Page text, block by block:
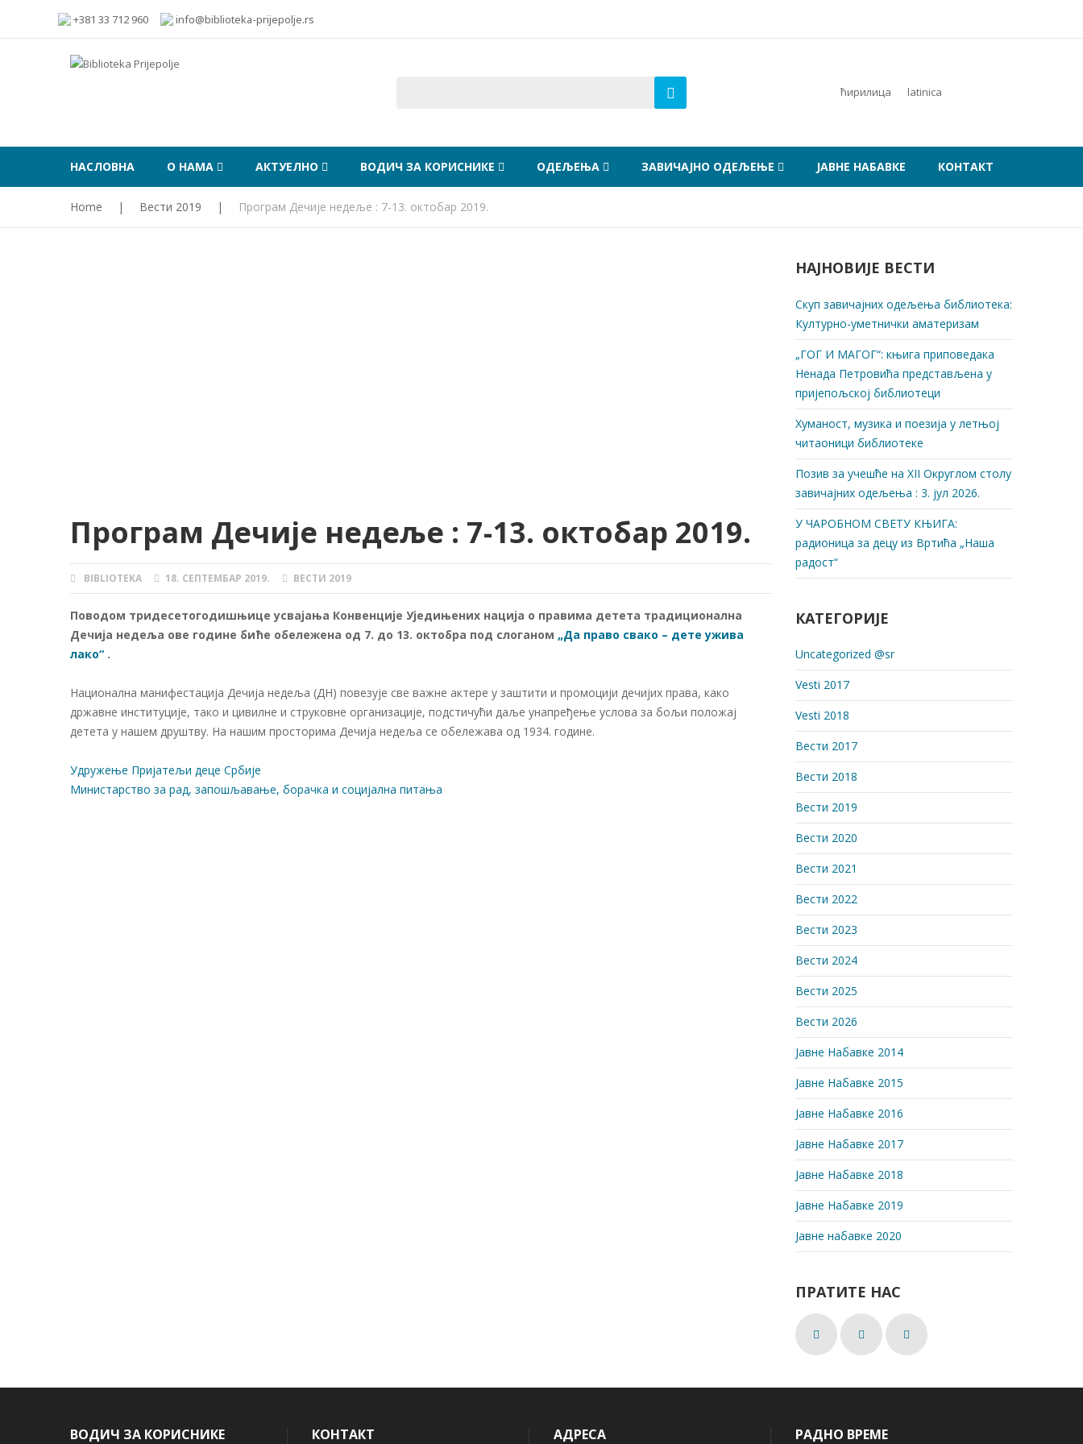
+381 33 712 960 info@biblioteka-prijepolje.rs
ћирилица latinica
НАСЛОВНА О НАМА АКТУЕЛНО ВОДИЧ ЗА КОРИСНИКЕ ОДЕЉЕЊА ЗАВИЧАЈНО ОДЕЉЕЊЕ ЈАВНЕ НАБАВКЕ КОНТАКТ
Home | Вести 2019 | Програм Дечије недеље : 7-13. октобар 2019.
Програм Дечије недеље : 7-13. октобар 2019.
AUTHOR
BIBLIOTEKA
POSTED
ON
18. СЕПТЕМБАР 2019. CATEGORIES
ВЕСТИ 2019
Поводом тридесетогодишњице усвајања Конвенције Уједињених нација о правима детета традиционална
Дечија недеља ове године биће обележена од 7. до 13. октобра под слоганом „Да право свако – дете ужива
лако“ .
Национална манифестација Дечија недеља (ДН) повезује све важне актере у заштити и промоцији дечијих права, како
државне институције, тако и цивилне и струковне организације, подстичући даље унапређење услова за бољи положај
детета у нашем друштву. На нашим просторима Дечија недеља се обележава од 1934. године.
Удружење Пријатељи деце Србије
Министарство за рад, запошљавање, борачка и социјална питања
НАЈНОВИЈЕ ВЕСТИ
Скуп завичајних одељења библиотека:
Културно-уметнички аматеризам
„ГОГ И МАГОГ“: књига приповедака
Ненада Петровића представљена у
пријепољској библиотеци
Хуманост, музика и поезија у летњој
читаоници библиотеке
Позив за учешће на XII Округлом столу
завичајних одељења : 3. јул 2026.
У ЧАРОБНОМ СВЕТУ КЊИГА:
радионица за децу из Вртића „Наша
радост“
КАТЕГОРИЈЕ
Uncategorized @sr
Vesti 2017
Vesti 2018
Вести 2017
Вести 2018
Вести 2019
Вести 2020
Вести 2021
Вести 2022
Вести 2023
Вести 2024
Вести 2025
Вести 2026
Јавне Набавке 2014
Јавне Набавке 2015
Јавне Набавке 2016
Јавне Набавке 2017
Јавне Набавке 2018
Јавне Набавке 2019
Јавне набавке 2020
ПРАТИТЕ НАС
ВОДИЧ ЗА КОРИСНИКЕ КОНТАКТ АДРЕСА РАДНО ВРЕМЕ